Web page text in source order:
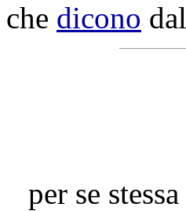
che dicono dal
per se stessa